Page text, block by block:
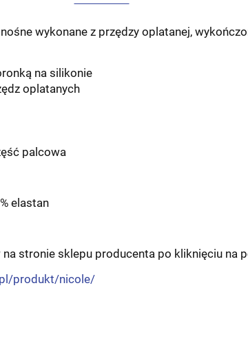
wykonane z przędzy oplatanej,
na silikonie
oplatanych
palcowa
elastan
stronie sklepu producenta po kliknięciu na
produkt/nicole/